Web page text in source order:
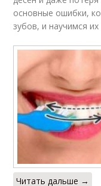
основные ошибки,
зубов, и научимся их
Читать дальше →